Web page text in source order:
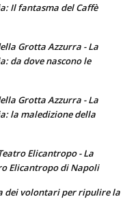
Il fantasma del Caffè
Grotta Azzurra - La
da dove nascono le
Grotta Azzurra - La
la maledizione della
Elicantropo - La
Elicantropo di Napoli
dei volontari per ripulire la